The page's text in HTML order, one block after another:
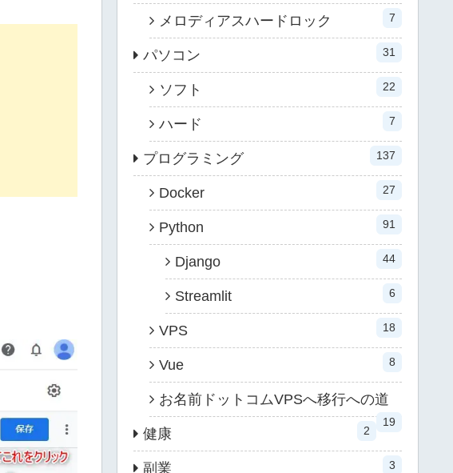
メロディアスハードロック 7
パソコン 31
ソフト 22
ハード 7
プログラミング 137
Docker 27
Python 91
Django 44
Streamlit 6
VPS 18
Vue 8
お名前ドットコムVPSへ移行への道
19
健康 2
副業 3